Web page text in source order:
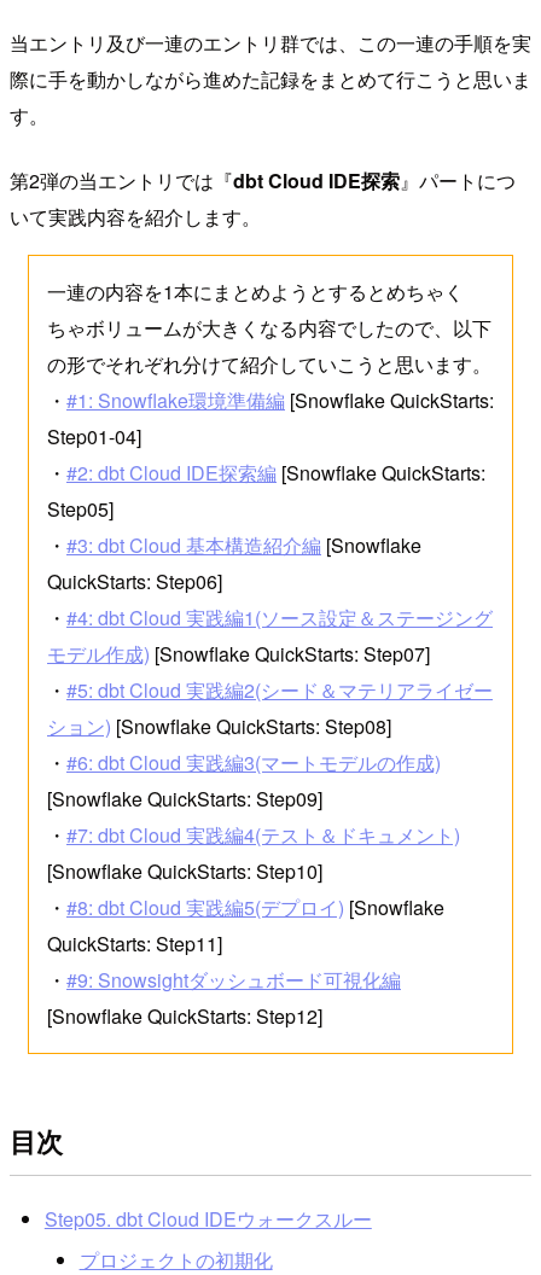
当エントリ及び一連のエントリ群では、この一連の手順を実
際に手を動かしながら進めた記録をまとめて行こうと思いま
す。
第2弾の当エントリでは『dbt Cloud IDE探索』パートにつ
いて実践内容を紹介します。
一連の内容を1本にまとめようとするとめちゃく
ちゃボリュームが大きくなる内容でしたので、以下
の形でそれぞれ分けて紹介していこうと思います。
・ #1: Snowflake環境準備編 [Snowflake QuickStarts:
Step01-04]
・ #2: dbt Cloud IDE探索編 [Snowflake QuickStarts:
Step05]
・ #3: dbt Cloud 基本構造紹介編 [Snowflake
QuickStarts: Step06]
・ #4: dbt Cloud 実践編1(ソース設定＆ステージング
モデル作成) [Snowflake QuickStarts: Step07]
・ #5: dbt Cloud 実践編2(シード＆マテリアライゼー
ション) [Snowflake QuickStarts: Step08]
・ #6: dbt Cloud 実践編3(マートモデルの作成)
[Snowflake QuickStarts: Step09]
・ #7: dbt Cloud 実践編4(テスト＆ドキュメント)
[Snowflake QuickStarts: Step10]
・ #8: dbt Cloud 実践編5(デプロイ) [Snowflake
QuickStarts: Step11]
・ #9: Snowsightダッシュボード可視化編
[Snowflake QuickStarts: Step12]
目次
Step05. dbt Cloud IDEウォークスルー
プロジェクトの初期化